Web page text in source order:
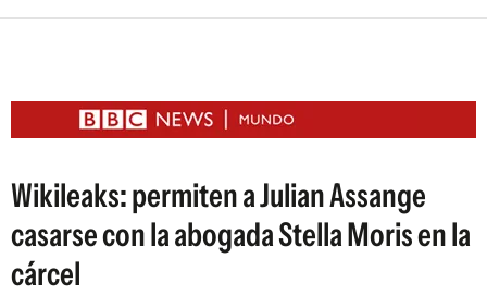
ARGENTINA
ESTADOS UNIDOS
Wikileaks: permiten a Julian Assange
casarse con la abogada Stella Moris en la
cárcel